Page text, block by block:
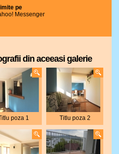
pe
Messenger
din aceeasi galerie
poza 1 Titlu poza 2